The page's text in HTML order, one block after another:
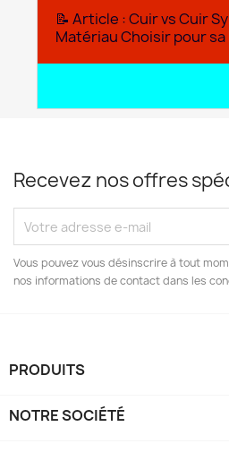
📝 Article : Cuir vs Cuir
Matériau Choisir pour
Recevez nos offres
Vous pouvez vous désinscrire à tout
nos informations de contact dans les
PRODUITS
NOTRE SOCIÉTÉ